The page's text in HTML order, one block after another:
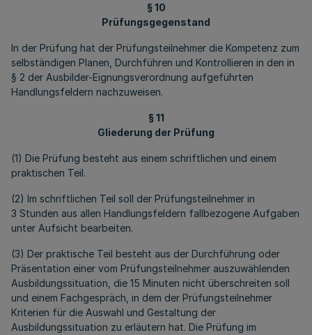
§ 10
Prüfungsgegenstand
In der Prüfung hat der Prüfungsteilnehmer die Kompetenz zum
selbständigen Planen, Durchführen und Kontrollieren in den in
§ 2 der Ausbilder-Eignungsverordnung auf­geführten
Handlungsfeldern nachzuweisen.
§ 11
Gliederung der Prüfung
(1) Die Prüfung besteht aus einem schriftlichen und einem
praktischen Teil.
(2) Im schriftlichen Teil soll der Prüfungsteilnehmer in
3 Stunden aus allen Handlungsfeldern fallbezogene Aufgaben
unter Aufsicht bearbeiten.
(3) Der praktische Teil besteht aus der Durchführung oder
Präsentation einer vom Prüfungsteilnehmer auszuwählenden
Ausbildungssituation, die 15 Minuten nicht überschreiten soll
und einem Fachgespräch, in dem der Prüfungsteilnehmer
Kriterien für die Auswahl und Gestaltung der
Ausbildungssituation zu erläutern hat. Die Prüfung im